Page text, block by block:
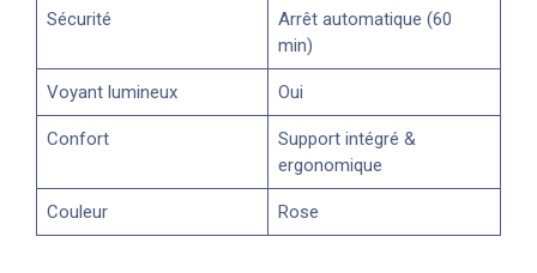
Sécurité
Arrêt automatique (60
min)
Voyant lumineux Oui
Confort
Support intégré &
ergonomique
Couleur Rose